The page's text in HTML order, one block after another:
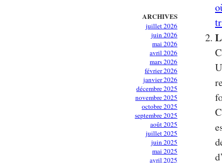
ARCHIVES
juillet 2026
juin 2026
mai 2026
avril 2026
mars 2026
février 2026
janvier 2026
décembre 2025
novembre 2025
octobre 2025
septembre 2025
août 2025
juillet 2025
juin 2025
mai 2025
avril 2025